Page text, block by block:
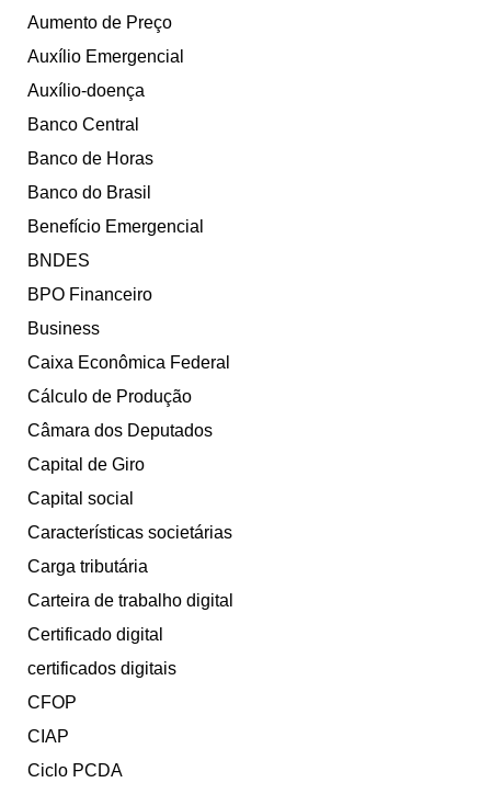
Aumento de Preço
Auxílio Emergencial
Auxílio-doença
Banco Central
Banco de Horas
Banco do Brasil
Benefício Emergencial
BNDES
BPO Financeiro
Business
Caixa Econômica Federal
Cálculo de Produção
Câmara dos Deputados
Capital de Giro
Capital social
Características societárias
Carga tributária
Carteira de trabalho digital
Certificado digital
certificados digitais
CFOP
CIAP
Ciclo PCDA